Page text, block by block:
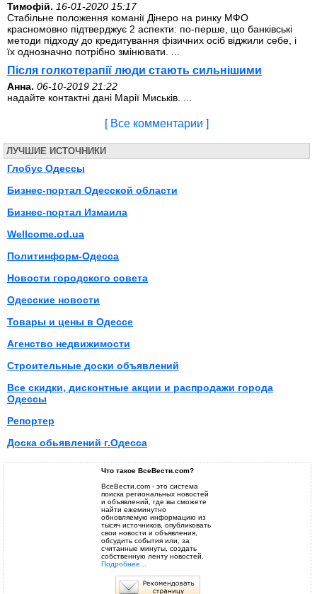
Тимофій. 16-01-2020 15:17
Стабільне положення команії Дінеро на ринку МФО
красномовно підтверджує 2 аспекти: по-перше, що банківські
методи підходу до кредитування фізичних осіб віджили себе, і
їх однозначно потрібно змінювати. ...
Після голкотерапії люди стають сильнішими
Анна. 06-10-2019 21:22
надайте контактні дані Марії Миськів. ...
[ Все комментарии ]
ЛУЧШИЕ ИСТОЧНИКИ
Глобус Одессы
Бизнес-портал Одесской области
Бизнес-портал Измаила
Wellcome.od.ua
Политинформ-Одесса
Новости городского совета
Одесские новости
Товары и цены в Одессе
Агенство недвижимости
Строительные доски объявлений
Все скидки, дисконтные акции и распродажи города
Одессы
Репортер
Доска обьявлений г.Одесса
Что такое ВсеВести.com?
ВсеВести.com - это система
поиска региональных новостей
и объявлений, где вы сможете
найти ежеминутно
обновляемую информацию из
тысяч источников, опубликовать
свои новости и объявления,
обсудить события или, за
считанные минуты, создать
собственную ленту новостей.
Подробнее...